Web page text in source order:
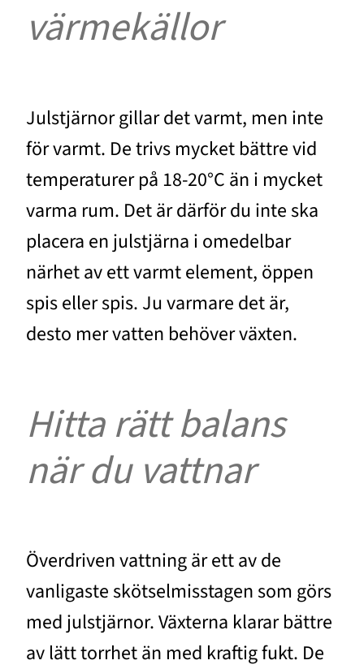
värmekällor
Julstjärnor gillar det varmt, men inte
för varmt. De trivs mycket bättre vid
temperaturer på 18-20°C än i mycket
varma rum. Det är därför du inte ska
placera en julstjärna i omedelbar
närhet av ett varmt element, öppen
spis eller spis. Ju varmare det är,
desto mer vatten behöver växten.
Hitta rätt balans
när du vattnar
Överdriven vattning är ett av de
vanligaste skötselmisstagen som görs
med julstjärnor. Växterna klarar bättre
av lätt torrhet än med kraftig fukt. De